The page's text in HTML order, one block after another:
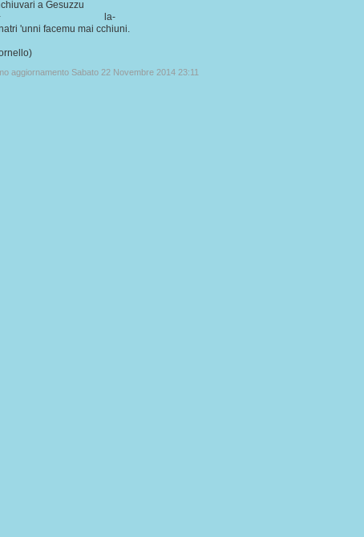
a Gesuzzu
la-
'unni facemu mai cchiuni.
aggiornamento Sabato 22 Novembre 2014 23:11